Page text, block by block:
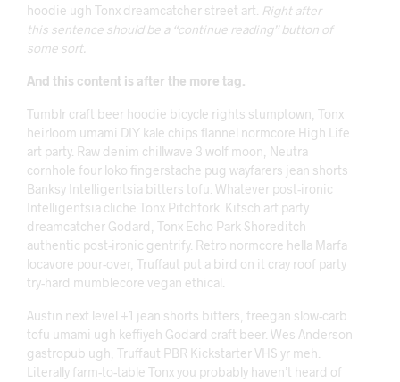
hoodie ugh Tonx dreamcatcher street art. Right after
this sentence should be a “continue reading” button of
some sort.
And this content is after the more tag.
Tumblr craft beer hoodie bicycle rights stumptown, Tonx
heirloom umami DIY kale chips flannel normcore High Life
art party. Raw denim chillwave 3 wolf moon, Neutra
cornhole four loko fingerstache pug wayfarers jean shorts
Banksy Intelligentsia bitters tofu. Whatever post-ironic
Intelligentsia cliche Tonx Pitchfork. Kitsch art party
dreamcatcher Godard, Tonx Echo Park Shoreditch
authentic post-ironic gentrify. Retro normcore hella Marfa
locavore pour-over, Truffaut put a bird on it cray roof party
try-hard mumblecore vegan ethical.
Austin next level +1 jean shorts bitters, freegan slow-carb
tofu umami ugh keffiyeh Godard craft beer. Wes Anderson
gastropub ugh, Truffaut PBR Kickstarter VHS yr meh.
Literally farm-to-table Tonx you probably haven’t heard of